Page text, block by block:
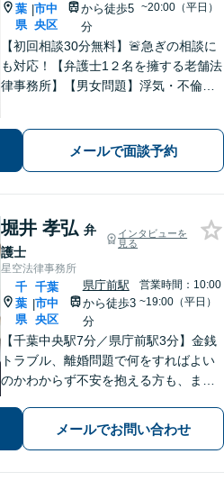
葉
県
|市中
央区
から徒歩5
分
~20:00（平日）
【初回相談30分無料】🚨急ぎの相談に
も対応！【弁護士1２名を擁する老舗法
律事務所】【男女問題】浮気・不倫の
【債権回収】売掛金の回収はお任せ
【葭川公園駅5分／千葉中央駅10分】
メールで面談予約
堀井 孝弘 弁
護士
インタビューを
見る
星空法律事務所
千
葉
県
|
千葉
市中
央区
県庁前駅
から徒歩3
分
営業時間：10:00
~19:00（平日）
【千葉中央駅7分／県庁前駅3分】金銭
トラブル、離婚問題で何をすればよい
のかわからず不安を抱える方も、まず
故：軽微に見えるケガでも、裁判基準
で算定すれば賠償額が大幅に増額され
メールでお問い合わせ